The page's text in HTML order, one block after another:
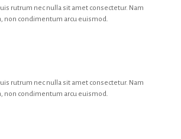
rutrum nec nulla sit amet consectetur. Nam
non condimentum arcu euismod.
rutrum nec nulla sit amet consectetur. Nam
non condimentum arcu euismod.